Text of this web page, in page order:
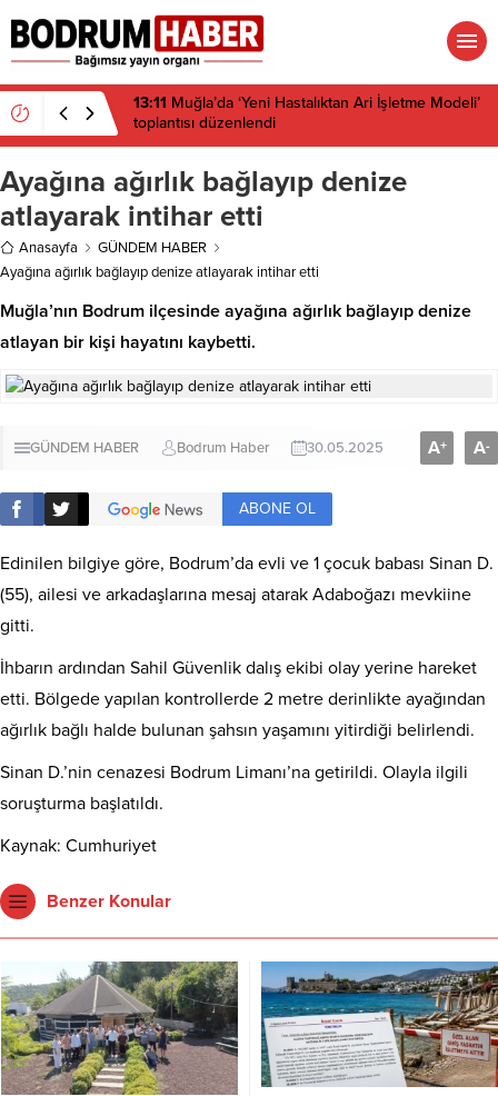
13:11 Muğla’da ‘Yeni Hastalıktan Ari İşletme Modeli’
toplantısı düzenlendi
Ayağına ağırlık bağlayıp denize
atlayarak intihar etti
Anasayfa
GÜNDEM HABER
Ayağına ağırlık bağlayıp denize atlayarak intihar etti
Muğla’nın Bodrum ilçesinde ayağına ağırlık bağlayıp denize
atlayan bir kişi hayatını kaybetti.
GÜNDEM HABER Bodrum Haber 30.05.2025 A+ A-
ABONE OL
Edinilen bilgiye göre, Bodrum’da evli ve 1 çocuk babası Sinan D.
(55), ailesi ve arkadaşlarına mesaj atarak Adaboğazı mevkiine
gitti.
İhbarın ardından Sahil Güvenlik dalış ekibi olay yerine hareket
etti. Bölgede yapılan kontrollerde 2 metre derinlikte ayağından
ağırlık bağlı halde bulunan şahsın yaşamını yitirdiği belirlendi.
Sinan D.’nin cenazesi Bodrum Limanı’na getirildi. Olayla ilgili
soruşturma başlatıldı.
Kaynak: Cumhuriyet
Benzer Konular